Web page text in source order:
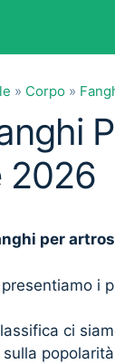
» Corpo »
2026
per
i
ci